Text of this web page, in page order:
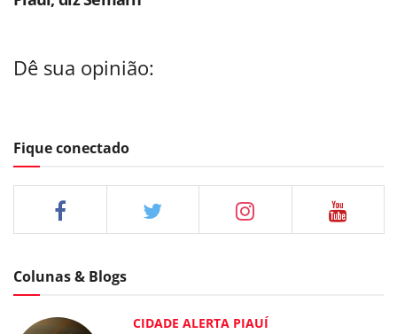
Dê sua opinião:
Fique conectado
Colunas & Blogs
CIDADE ALERTA PIAUÍ